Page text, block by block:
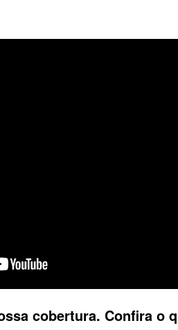
cobertura. Confira o